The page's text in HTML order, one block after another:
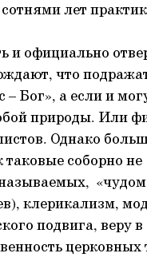
лет
и официально
что
Бог», а если и
природы. Или
Однако
таковые соборно не
называемых,
клерикализм,
подвига, веру в
церковных